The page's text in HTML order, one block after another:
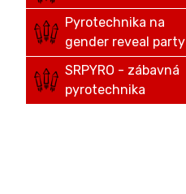
Pyrotechnika na
gender reveal party
SRPYRO - zábavná
pyrotechnika